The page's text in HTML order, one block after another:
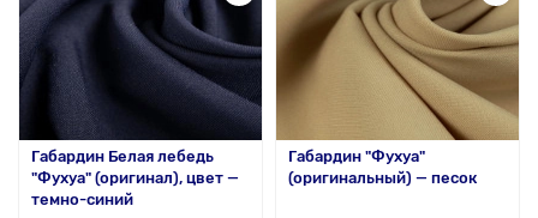
Габардин Белая лебедь
"Фухуа" (оригинал), цвет —
темно-синий
Габардин "Фухуа"
(оригинальный) — песок